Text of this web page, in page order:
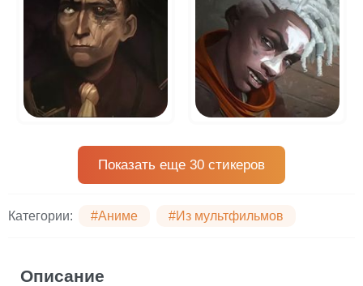
Показать еще 30 стикеров
Категории: #Аниме #Из мультфильмов
Описание